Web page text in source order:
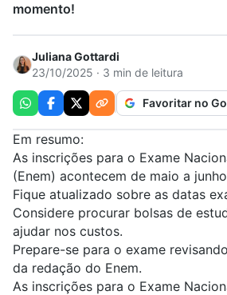
momento!
Juliana Gottardi
23/10/2025 · 3 min de leitura
Favoritar no
Em resumo:
As inscrições para o Exame
(Enem) acontecem de maio a
Fique atualizado sobre as datas
Considere procurar bolsas de
ajudar nos custos.
Prepare-se para o exame
da redação do Enem.
As inscrições para o Exame